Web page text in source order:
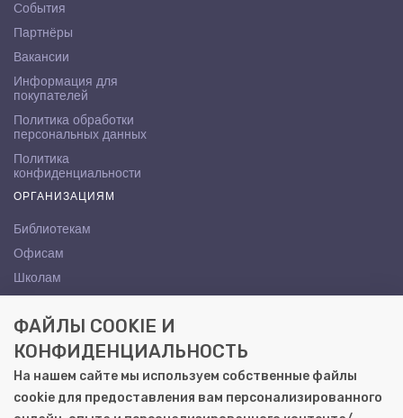
События
Партнёры
Вакансии
Информация для
покупателей
Политика обработки
персональных данных
Политика
конфиденциальности
ОРГАНИЗАЦИЯМ
Библиотекам
Офисам
Школам
КОНТАКТЫ
Саратов, ул. Осипова, 10А
+7 (8452) 72-65-65
gemera@moya-kniga.ru
ФАЙЛЫ COOKIE И
КОНФИДЕНЦИАЛЬНОСТЬ
На нашем сайте мы используем собственные файлы
cookie для предоставления вам персонализированного